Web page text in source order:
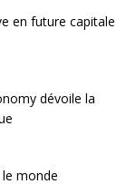
en future capitale
dévoile la
le monde